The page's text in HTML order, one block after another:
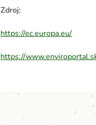
Zdroj:
https://ec.europa.eu/
https://